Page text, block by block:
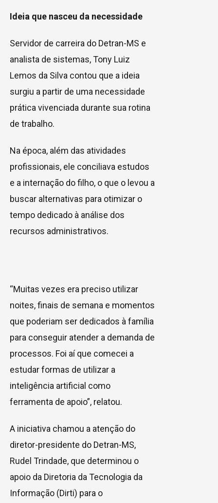
Ideia que nasceu da necessidade
Servidor de carreira do Detran-MS e
analista de sistemas, Tony Luiz
Lemos da Silva contou que a ideia
surgiu a partir de uma necessidade
prática vivenciada durante sua rotina
de trabalho.
Na época, além das atividades
profissionais, ele conciliava estudos
e a internação do filho, o que o levou a
buscar alternativas para otimizar o
tempo dedicado à análise dos
recursos administrativos.
“Muitas vezes era preciso utilizar
noites, finais de semana e momentos
que poderiam ser dedicados à família
para conseguir atender a demanda de
processos. Foi aí que comecei a
estudar formas de utilizar a
inteligência artificial como
ferramenta de apoio”, relatou.
A iniciativa chamou a atenção do
diretor-presidente do Detran-MS,
Rudel Trindade, que determinou o
apoio da Diretoria da Tecnologia da
Informação (Dirti) para o